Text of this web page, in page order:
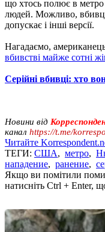
що хтось полює в метро
людей. Можливо,
допускає і інші версії.
Нагадаємо,
вбивстві майже сотні
Серійні вбивці: хто
Новини від
канал https://t.me/
Читайте
ТЕГИ: США, метро,
нападение, ранение,
Якщо ви помітили
натисніть Ctrl + Enter,